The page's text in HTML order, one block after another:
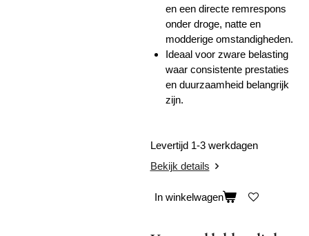
en een directe remrespons
onder droge, natte en
modderige omstandigheden.
Ideaal voor zware belasting
waar consistente prestaties
en duurzaamheid belangrijk
zijn.
Levertijd 1-3 werkdagen
Bekijk details
In winkelwagen